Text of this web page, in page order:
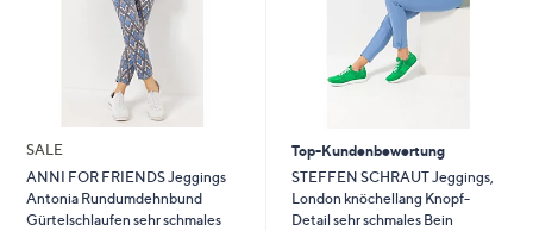
um
diese
anzuzeigen.
SALE
ANNI FOR FRIENDS Jeggings
Antonia Rundumdehnbund
Gürtelschlaufen sehr schmales
Top-Kundenbewertung
STEFFEN SCHRAUT Jeggings,
London knöchellang Knopf-
Detail sehr schmales Bein